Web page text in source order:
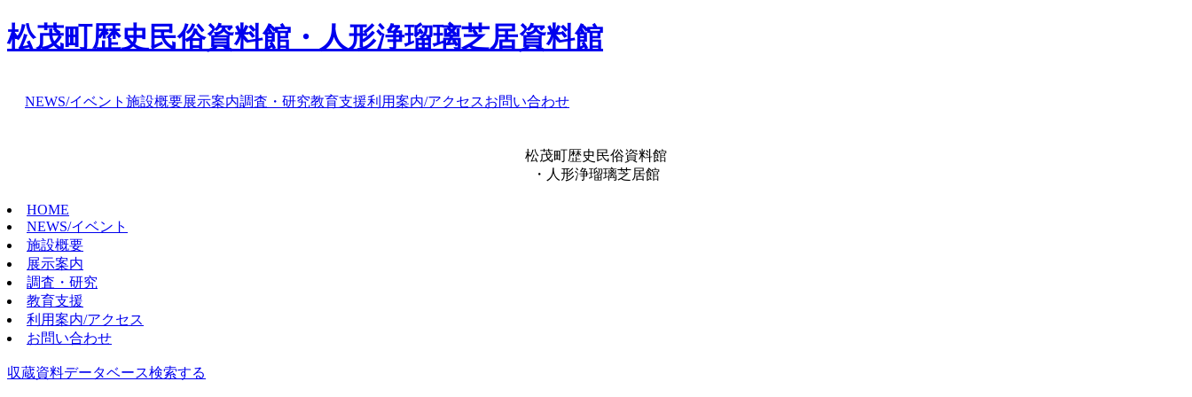
松茂町歴史民俗資料館・人形浄瑠璃芝居資料館
NEWS/イベント 施設概要展示案内調査・研究教育支援利用案内/アクセスお問い合わせ
松茂町歴史民俗資料館
・人形浄瑠璃芝居館
HOME
NEWS/イベント
施設概要
展示案内
調査・研究
教育支援
利用案内/アクセス
お問い合わせ
収蔵資料データベース検索する